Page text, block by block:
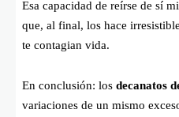
Esa capacidad de reírse de sí
que, al final, los hace
te contagian vida.
En conclusión: los decanatos
variaciones de un mismo